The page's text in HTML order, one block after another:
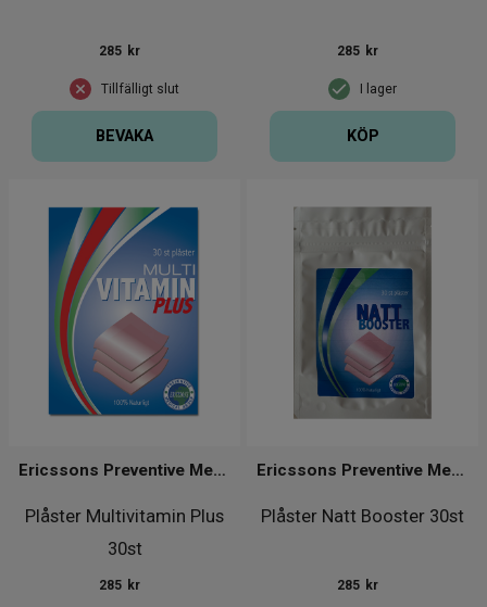
Tillfälligt slut
285 kr
BEVAKA
I lager
285 kr
KÖP
Plåster Multivitamin Plus
30st
Ericssons Preventive Medical Group
285 kr
Plåster Natt Booster 30st
Ericssons Preventive Medical Group
285 kr